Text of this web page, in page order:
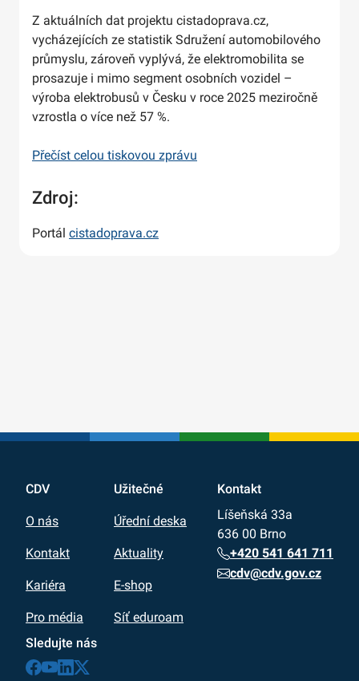
Z aktuálních dat projektu cistadoprava.cz,
vycházejících ze statistik Sdružení automobilového
průmyslu, zároveň vyplývá, že elektromobilita se
prosazuje i mimo segment osobních vozidel –
výroba elektrobusů v Česku v roce 2025 meziročně
vzrostla o více než 57 %.
Přečíst celou tiskovou zprávu
Zdroj:
Portál cistadoprava.cz
CDV
O nás
Kontakt
Kariéra
Pro média
Užitečné
Úřední deska
Aktuality
E-shop
Síť eduroam
Kontakt
Líšeňská 33a
636 00 Brno
+420 541 641 711
cdv@cdv.gov.cz
Sledujte nás